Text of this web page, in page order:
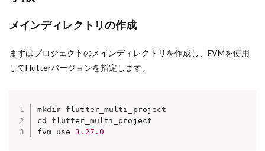
メインディレクトリの作成
まずはプロジェクトのメインディレクトリを作成し、FVMを使用
してFlutterバージョンを指定します。
mkdir flutter_multi_project
cd flutter_multi_project
fvm use 3.27 .0